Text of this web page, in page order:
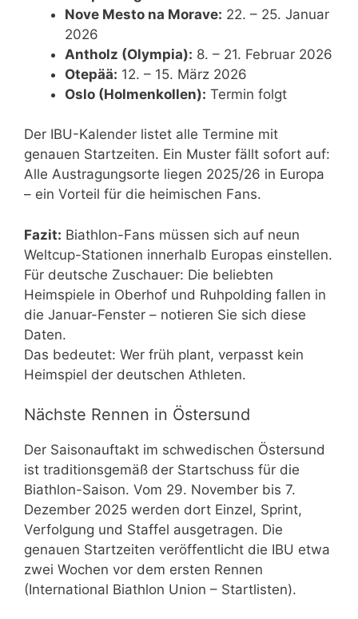
Nove Mesto na Morave: 22. – 25. Januar
2026
Antholz (Olympia): 8. – 21. Februar 2026
Otepää: 12. – 15. März 2026
Oslo (Holmenkollen): Termin folgt
Der IBU-Kalender listet alle Termine mit
genauen Startzeiten. Ein Muster fällt sofort auf:
Alle Austragungsorte liegen 2025/26 in Europa
– ein Vorteil für die heimischen Fans.
Fazit: Biathlon-Fans müssen sich auf neun
Weltcup-Stationen innerhalb Europas einstellen.
Für deutsche Zuschauer: Die beliebten
Heimspiele in Oberhof und Ruhpolding fallen in
die Januar-Fenster – notieren Sie sich diese
Daten.
Das bedeutet: Wer früh plant, verpasst kein
Heimspiel der deutschen Athleten.
Nächste Rennen in Östersund
Der Saisonauftakt im schwedischen Östersund
ist traditionsgemäß der Startschuss für die
Biathlon-Saison. Vom 29. November bis 7.
Dezember 2025 werden dort Einzel, Sprint,
Verfolgung und Staffel ausgetragen. Die
genauen Startzeiten veröffentlicht die IBU etwa
zwei Wochen vor dem ersten Rennen
(International Biathlon Union – Startlisten).